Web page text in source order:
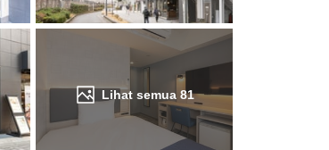
Lihat semua 81